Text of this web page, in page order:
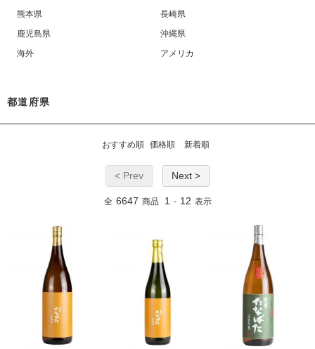
熊本県
長崎県
鹿児島県
沖縄県
海外
アメリカ
都道府県
おすすめ順 価格順 新着順
< Prev Next >
全 6647 商品 1 - 12 表示